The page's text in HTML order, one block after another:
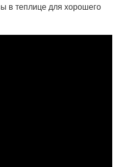
теплице для хорошего